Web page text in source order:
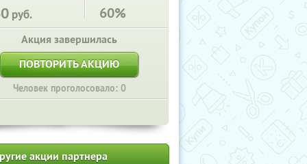
руб. 60%
Акция завершилась
ПОВТОРИТЬ АКЦИЮ
Человек проголосовало: 0
акции партнера